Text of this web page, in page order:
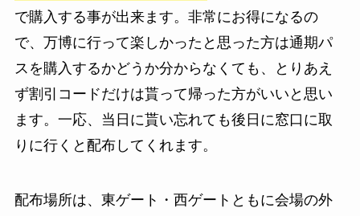
で購入する事が出来ます。非常にお得になるの
で、万博に行って楽しかったと思った方は通期パ
スを購入するかどうか分からなくても、とりあえ
ず割引コードだけは貰って帰った方がいいと思い
ます。一応、当日に貰い忘れても後日に窓口に取
りに行くと配布してくれます。
配布場所は、東ゲート・西ゲートともに会場の外